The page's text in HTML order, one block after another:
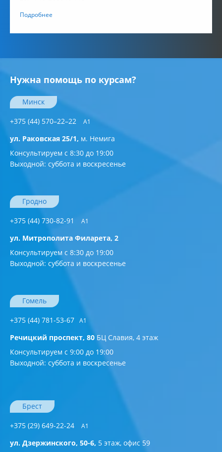
Подробнее
Нужна помощь по курсам?
Минск
+375 (44) 570–22–22 A1
ул. Раковская 25/1, м. Немига
Консультируем с 8:30 до 19:00
Выходной: суббота и воскресенье
Гродно
+375 (44) 730-82-91 A1
ул. Митрополита Филарета, 2
Консультируем с 8:30 до 19:00
Выходной: суббота и воскресенье
Гомель
+375 (44) 781-53-67 A1
Речицкий проспект, 80 БЦ Славия, 4 этаж
Консультируем с 9:00 до 19:00
Выходной: суббота и воскресенье
Брест
+375 (29) 649-22-24 А1
ул. Дзержинского, 50-6, 5 этаж, офис 59